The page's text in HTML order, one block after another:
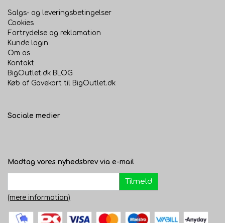
Salgs- og leveringsbetingelser
Cookies
Fortrydelse og reklamation
Kunde login
Om os
Kontakt
BigOutlet.dk BLOG
Køb af Gavekort til BigOutlet.dk
Sociale medier
Modtag vores nyhedsbrev via e-mail
Tilmeld
(mere information)